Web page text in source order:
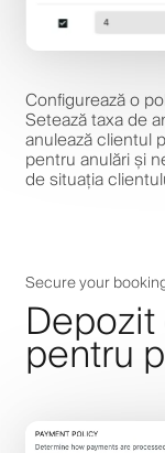
Configurează o
Setează taxa de
anulează clientul
pentru anulări și
de situația
Secure your
pentru